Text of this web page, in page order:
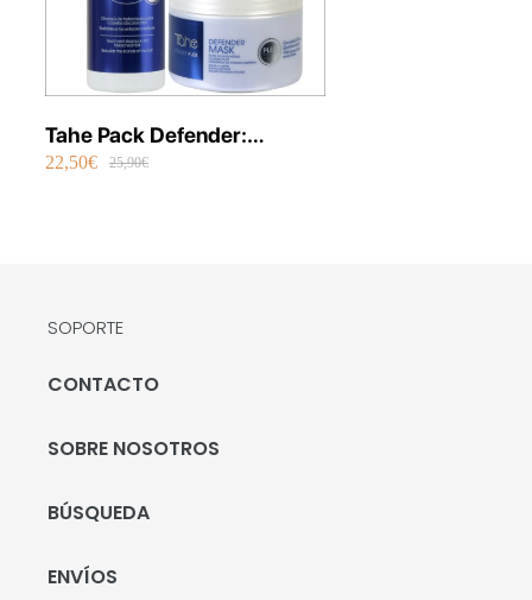
Tahe Pack Defender:
Champú + Mascarilla
22,50€ 25,90€
SOPORTE
CONTACTO
SOBRE NOSOTROS
BÚSQUEDA
ENVÍOS